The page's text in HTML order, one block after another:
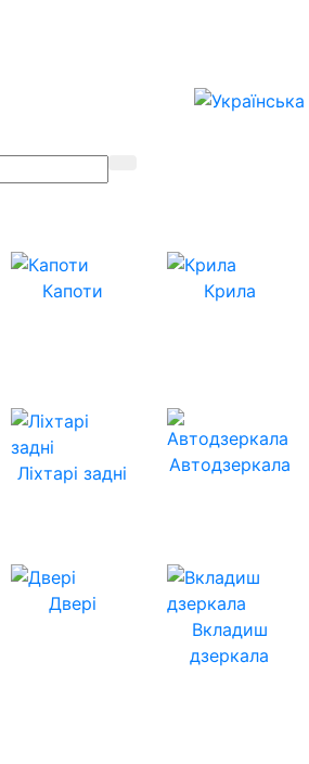
Капоти
Крила
Ліхтарі задні Автодзеркала
Двері
Вкладиш
дзеркала